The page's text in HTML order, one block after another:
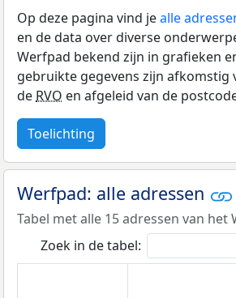
Op deze pagina vind jealle
en de data over diverse
Werfpad bekend zijn in grafieken
gebruikte gegevens zijn afkomstig
deRVO en afgeleid van de
Toelichting
Werfpad: alle adressen
Tabel met alle 15 adressen van het
Zoek in de tabel: